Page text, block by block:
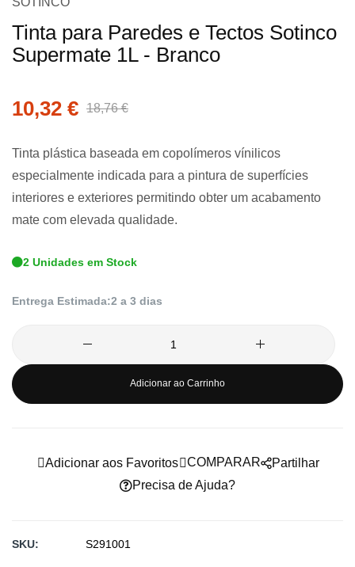
para
o
início
de
Tinta para Paredes e Tectos Sotinco
Supermate 1L - Branco
10,32 € 18,76 €
Tinta plástica baseada em copolímeros vínilicos
especialmente indicada para a pintura de superfícies
interiores e exteriores permitindo obter um acabamento
mate com elevada qualidade.
2 Unidades em Stock
Entrega Estimada:2 a 3 dias
Adicionar ao Carrinho
Adicionar aos Favoritos
COMPARAR
Precisa de Ajuda?
Partilhar
SKU S291001